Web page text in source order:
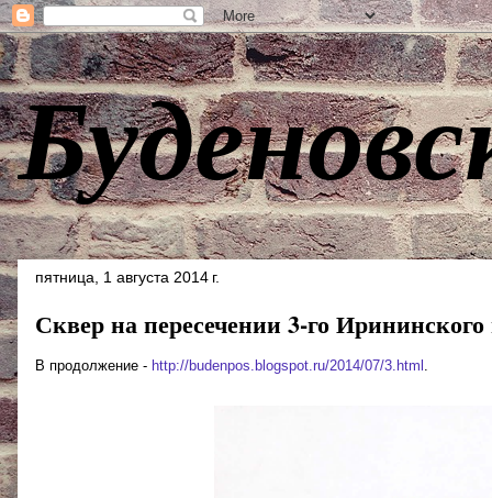
пятница, 1 августа 2014 г.
Сквер на пересечении 3-го
В продолжение - http://budenpos.blogspot.ru/2014/07/3.html .